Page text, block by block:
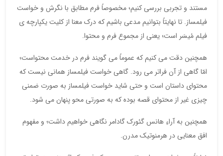
مستند و تجربی بررسی کنیم؛ مخصوصاً فرم مطابق با نگرش و خواست
فیلمساز. تا نهایتاً بتوانیم مدعی باشیم که درک معنا از کلیت یکپارچه ی
فیلم مُیسَر است؛ یعنی از مجموع فرم و محتوا.
همچنین دقت می کنیم که عموماً می گویند فرم در خدمت محتواست؛
امّا گاهی از آن فراتر می رود. گاهی خواست فیلمساز همانی نیست که
محتوای داستان است و حتی شاید خواست فیلمساز به صورت ضمنی
چیزی غیر از محتوای قصه بوده که به صورتی محو پنهان می شود.
همچنین به آراءِ هانس گئورک گادامر نگاهی خواهیم داشت؛ و مفهوم
افق معنایی در هرمنوتیک مدرن.